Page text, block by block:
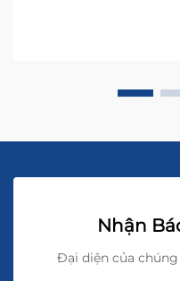
Nhận
Đại diện của